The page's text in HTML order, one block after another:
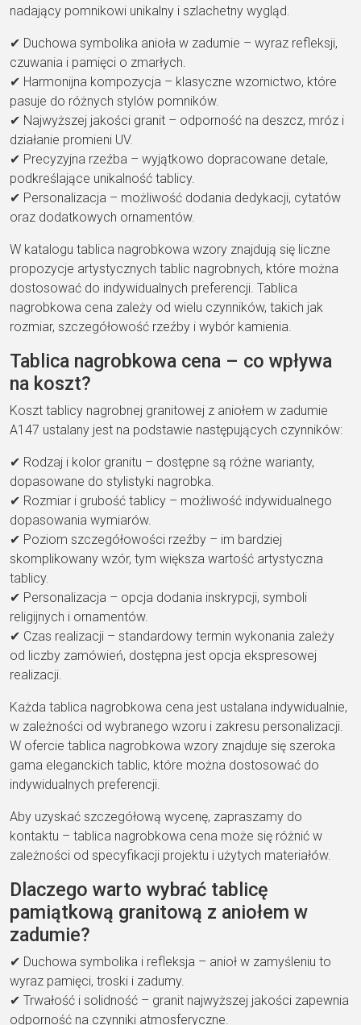
nadający pomnikowi unikalny i szlachetny wygląd.
✔ Duchowa symbolika anioła w zadumie – wyraz refleksji,
czuwania i pamięci o zmarłych.
✔ Harmonijna kompozycja – klasyczne wzornictwo, które
pasuje do różnych stylów pomników.
✔ Najwyższej jakości granit – odporność na deszcz, mróz i
działanie promieni UV.
✔ Precyzyjna rzeźba – wyjątkowo dopracowane detale,
podkreślające unikalność tablicy.
✔ Personalizacja – możliwość dodania dedykacji, cytatów
oraz dodatkowych ornamentów.
W katalogu tablica nagrobkowa wzory znajdują się liczne
propozycje artystycznych tablic nagrobnych, które można
dostosować do indywidualnych preferencji. Tablica
nagrobkowa cena zależy od wielu czynników, takich jak
rozmiar, szczegółowość rzeźby i wybór kamienia.
Tablica nagrobkowa cena – co wpływa
na koszt?
Koszt tablicy nagrobnej granitowej z aniołem w zadumie
A147 ustalany jest na podstawie następujących czynników:
✔ Rodzaj i kolor granitu – dostępne są różne warianty,
dopasowane do stylistyki nagrobka.
✔ Rozmiar i grubość tablicy – możliwość indywidualnego
dopasowania wymiarów.
✔ Poziom szczegółowości rzeźby – im bardziej
skomplikowany wzór, tym większa wartość artystyczna
tablicy.
✔ Personalizacja – opcja dodania inskrypcji, symboli
religijnych i ornamentów.
✔ Czas realizacji – standardowy termin wykonania zależy
od liczby zamówień, dostępna jest opcja ekspresowej
realizacji.
Każda tablica nagrobkowa cena jest ustalana indywidualnie,
w zależności od wybranego wzoru i zakresu personalizacji.
W ofercie tablica nagrobkowa wzory znajduje się szeroka
gama eleganckich tablic, które można dostosować do
indywidualnych preferencji.
Aby uzyskać szczegółową wycenę, zapraszamy do
kontaktu – tablica nagrobkowa cena może się różnić w
zależności od specyfikacji projektu i użytych materiałów.
Dlaczego warto wybrać tablicę
pamiątkową granitową z aniołem w
zadumie?
✔ Duchowa symbolika i refleksja – anioł w zamyśleniu to
wyraz pamięci, troski i zadumy.
✔ Trwałość i solidność – granit najwyższej jakości zapewnia
odporność na czynniki atmosferyczne.